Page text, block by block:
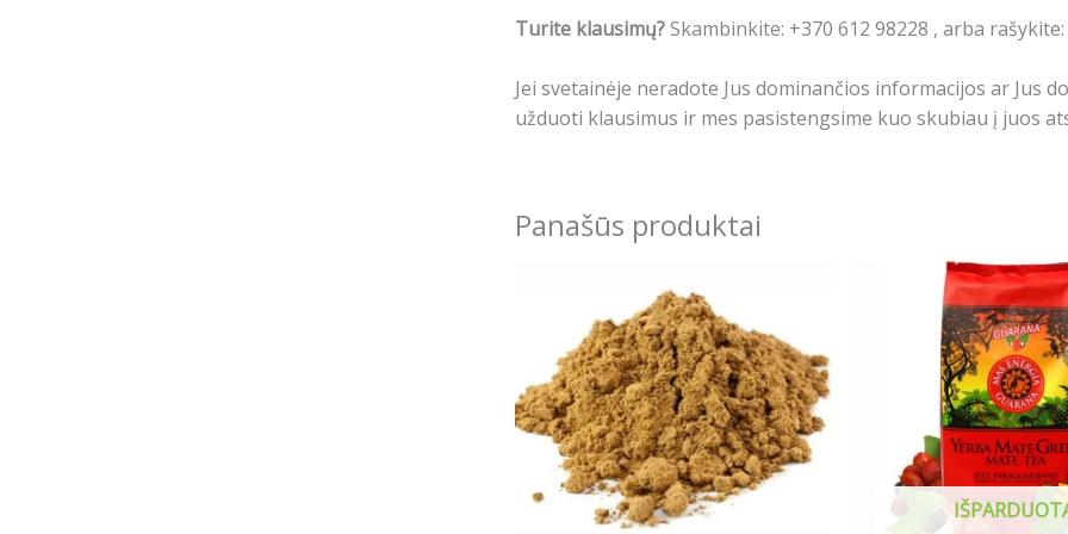
Turite klausimų?Skambinkite: +370 612 98228 , arba
Jei svetainėje neradote Jus dominančios informacijos ar Jus
užduoti klausimus ir mes pasistengsime kuo skubiau į juos
Panašūs produktai
through
23.79€
product
has
multiple
variants.
The
options
may
be
This
has
The
may
be